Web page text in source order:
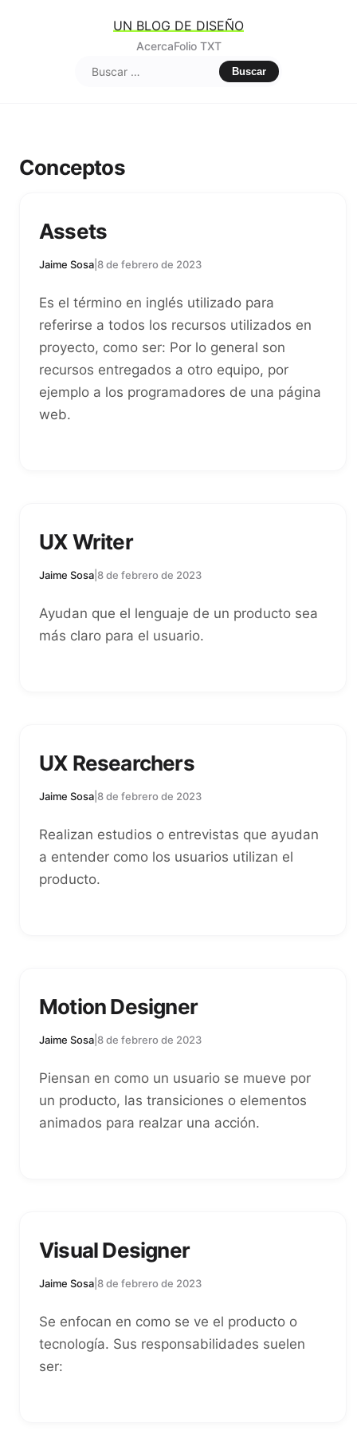
UN BLOG DE DISEÑO
AcercaFolio TXT
Buscar:
Conceptos
Assets
Jaime Sosa 8 de febrero de 2023
Es el término en inglés utilizado para
referirse a todos los recursos utilizados en
proyecto, como ser: Por lo general son
recursos entregados a otro equipo, por
ejemplo a los programadores de una página
web.
UX Writer
Jaime Sosa 8 de febrero de 2023
Ayudan que el lenguaje de un producto sea
más claro para el usuario.
UX Researchers
Jaime Sosa 8 de febrero de 2023
Realizan estudios o entrevistas que ayudan
a entender como los usuarios utilizan el
producto.
Motion Designer
Jaime Sosa 8 de febrero de 2023
Piensan en como un usuario se mueve por
un producto, las transiciones o elementos
animados para realzar una acción.
Visual Designer
Jaime Sosa 8 de febrero de 2023
Se enfocan en como se ve el producto o
tecnología. Sus responsabilidades suelen
ser: